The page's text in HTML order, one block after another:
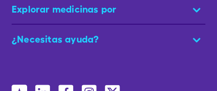
Explorar medicinas por
¿Necesitas ayuda?